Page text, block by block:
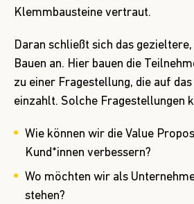
Klemmbausteine vertraut.
Daran schließt sich das
Bauen an. Hier bauen die
zu einer Fragestellung, die auf
einzahlt. Solche Fragestellungen
Wie können wir die Value
Kund*innen verbessern?
Wo möchten wir als
stehen?